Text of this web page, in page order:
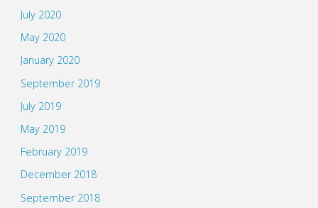
July 2020
May 2020
January 2020
September 2019
July 2019
May 2019
February 2019
December 2018
September 2018